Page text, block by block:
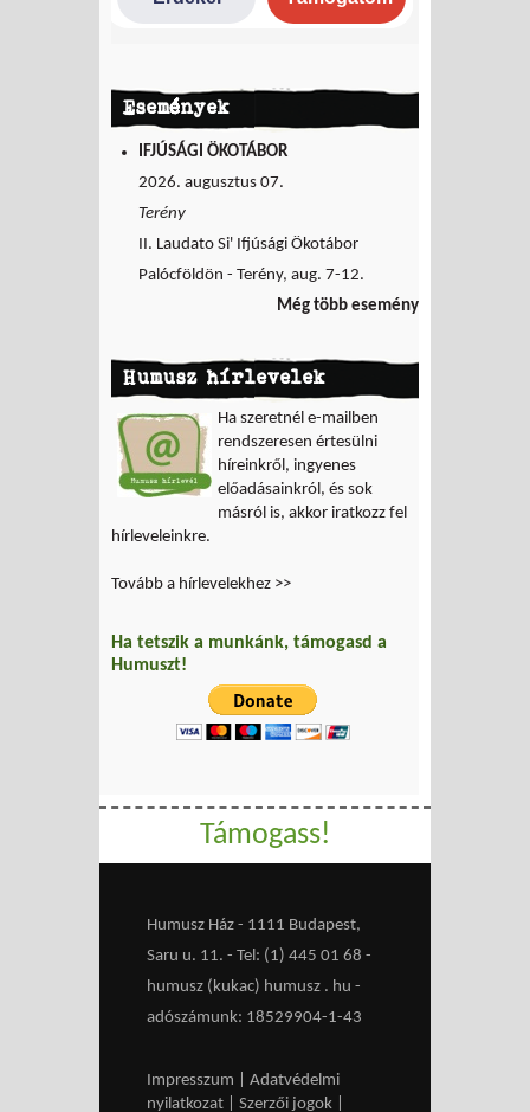
Események
IFJÚSÁGI ÖKOTÁBOR
2026. augusztus 07.
Terény
II. Laudato Si' Ifjúsági Ökotábor
Palócföldön - Terény, aug. 7-12.
Még több esemény
Humusz hírlevelek
Ha szeretnél e-mailben
rendszeresen értesülni
híreinkről, ingyenes
előadásainkról, és sok
másról is, akkor iratkozz fel
hírleveleinkre.
Tovább a hírlevelekhez >>
Ha tetszik a munkánk, támogasd a
Humuszt!
Támogass!
Humusz Ház - 1111 Budapest,
Saru u. 11. - Tel: (1) 445 01 68 -
humusz (kukac) humusz . hu -
adószámunk: 18529904-1-43
Impresszum
Adatvédelmi
nyilatkozat
Szerzői jogok